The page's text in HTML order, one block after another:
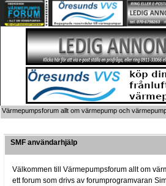
Värmepumpsforum allt om värmepump och
SMF användarhjälp
Välkommen till Värmepumpsforum allt om
ett forum som drivs av forumprogramvaran